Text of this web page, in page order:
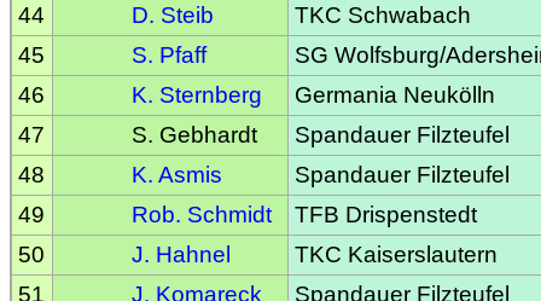
44
D. Steib
TKC Schwabach
45
S. Pfaff
SG Wolfsburg/
46
K. Sternberg
Germania Neukölln
47
S. Gebhardt
Spandauer Filzteufel
48
K. Asmis
Spandauer Filzteufel
49
Rob. Schmidt
TFB Drispenstedt
50
J. Hahnel
TKC Kaiserslautern
51
J. Komareck
Spandauer Filzteufel